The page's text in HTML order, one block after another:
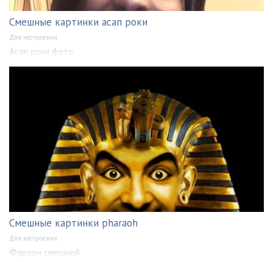
Смешные картинки асап роки
Для настроения
Асап роки фото
Смешные картинки pharaoh
Для настроения
Фараон смешной